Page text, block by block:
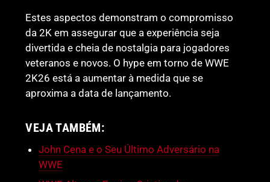
Estes aspectos demonstram o compromisso
da 2K em assegurar que a experiência seja
divertida e cheia de nostalgia para jogadores
veteranos e novos. O hype em torno de WWE
2K26 está a aumentar à medida que se
aproxima a data de lançamento.
VEJA TAMBÉM:
John Cena e o Seu Último Adversário na
WWE